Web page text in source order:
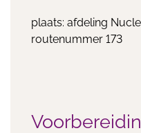
plaats: afdeling
routenummer 173